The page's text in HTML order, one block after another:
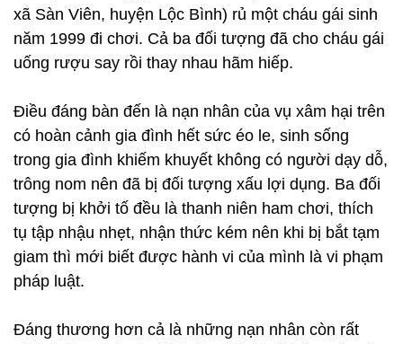
xã Sàn Viên, huyện Lộc Bình) rủ một cháu gái sinh
năm 1999 đi chơi. Cả ba đối tượng đã cho cháu gái
uống rượu say rồi thay nhau hãm hiếp.
Điều đáng bàn đến là nạn nhân của vụ xâm hại trên
có hoàn cảnh gia đình hết sức éo le, sinh sống
trong gia đình khiếm khuyết không có người dạy dỗ,
trông nom nên đã bị đối tượng xấu lợi dụng. Ba đối
tượng bị khởi tố đều là thanh niên ham chơi, thích
tụ tập nhậu nhẹt, nhận thức kém nên khi bị bắt tạm
giam thì mới biết được hành vi của mình là vi phạm
pháp luật.
Đáng thương hơn cả là những nạn nhân còn rất